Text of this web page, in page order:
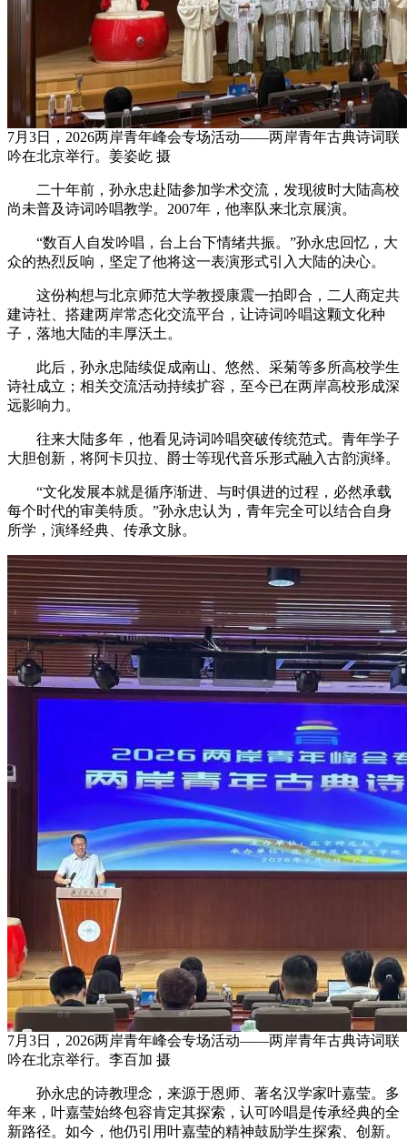
7月3日，2026两岸青年峰会专场活动——两岸青年古典诗词联
吟在北京举行。姜姿屹 摄
二十年前，孙永忠赴陆参加学术交流，发现彼时大陆高校
尚未普及诗词吟唱教学。2007年，他率队来北京展演。
“数百人自发吟唱，台上台下情绪共振。”孙永忠回忆，大
众的热烈反响，坚定了他将这一表演形式引入大陆的决心。
这份构想与北京师范大学教授康震一拍即合，二人商定共
建诗社、搭建两岸常态化交流平台，让诗词吟唱这颗文化种
子，落地大陆的丰厚沃土。
此后，孙永忠陆续促成南山、悠然、采菊等多所高校学生
诗社成立；相关交流活动持续扩容，至今已在两岸高校形成深
远影响力。
往来大陆多年，他看见诗词吟唱突破传统范式。青年学子
大胆创新，将阿卡贝拉、爵士等现代音乐形式融入古韵演绎。
“文化发展本就是循序渐进、与时俱进的过程，必然承载
每个时代的审美特质。”孙永忠认为，青年完全可以结合自身
所学，演绎经典、传承文脉。
7月3日，2026两岸青年峰会专场活动——两岸青年古典诗词联
吟在北京举行。李百加 摄
孙永忠的诗教理念，来源于恩师、著名汉学家叶嘉莹。多
年来，叶嘉莹始终包容肯定其探索，认可吟唱是传承经典的全
新路径。如今，他仍引用叶嘉莹的精神鼓励学生探索、创新。